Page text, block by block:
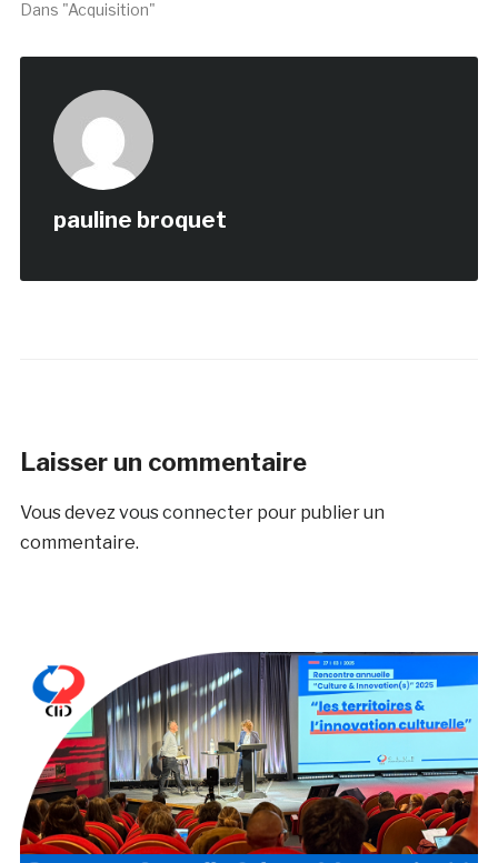
Dans "Acquisition"
pauline broquet
Laisser un commentaire
Vous devez vous connecter pour publier un
commentaire.